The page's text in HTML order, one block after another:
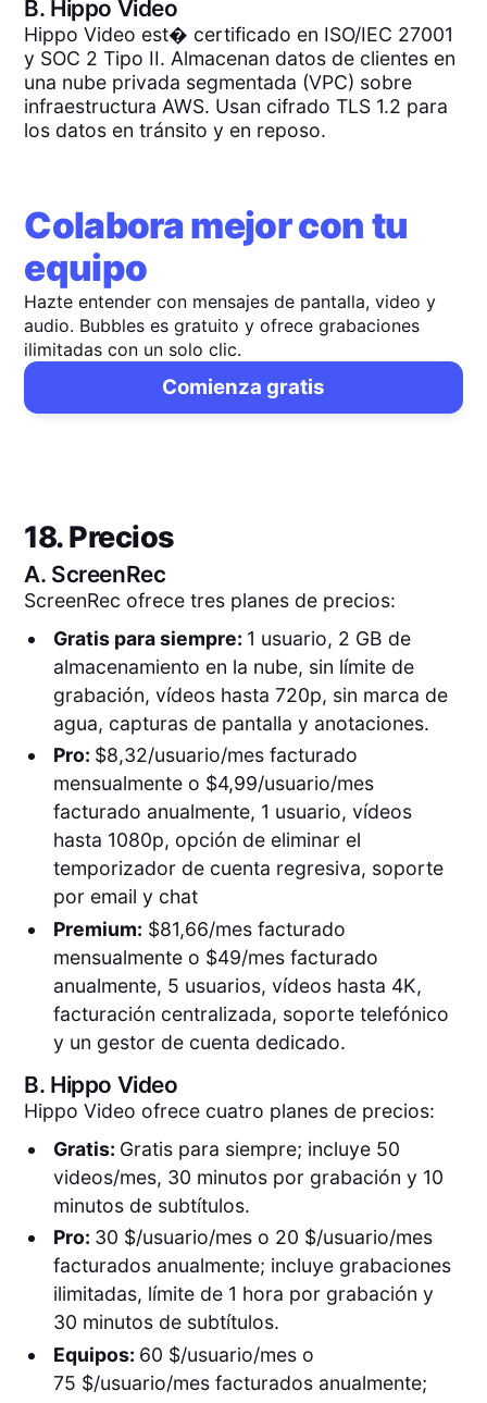
B. Hippo Video
Hippo Video est� certificado en ISO/IEC 27001
y SOC 2 Tipo II. Almacenan datos de clientes en
una nube privada segmentada (VPC) sobre
infraestructura AWS. Usan cifrado TLS 1.2 para
los datos en tránsito y en reposo.
Colabora mejor con tu
equipo
Hazte entender con mensajes de pantalla, video y
audio. Bubbles es gratuito y ofrece grabaciones
ilimitadas con un solo clic.
Comienza gratis
18. Precios
A. ScreenRec
ScreenRec ofrece tres planes de precios:
Gratis para siempre: 1 usuario, 2 GB de
almacenamiento en la nube, sin límite de
grabación, vídeos hasta 720p, sin marca de
agua, capturas de pantalla y anotaciones.
Pro: $8,32/usuario/mes facturado
mensualmente o $4,99/usuario/mes
facturado anualmente, 1 usuario, vídeos
hasta 1080p, opción de eliminar el
temporizador de cuenta regresiva, soporte
por email y chat
Premium: $81,66/mes facturado
mensualmente o $49/mes facturado
anualmente, 5 usuarios, vídeos hasta 4K,
facturación centralizada, soporte telefónico
y un gestor de cuenta dedicado.
B. Hippo Video
Hippo Video ofrece cuatro planes de precios:
Gratis: Gratis para siempre; incluye 50
videos/mes, 30 minutos por grabación y 10
minutos de subtítulos.
Pro: 30 $/usuario/mes o 20 $/usuario/mes
facturados anualmente; incluye grabaciones
ilimitadas, límite de 1 hora por grabación y
30 minutos de subtítulos.
Equipos: 60 $/usuario/mes o
75 $/usuario/mes facturados anualmente;